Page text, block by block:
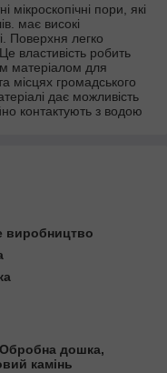
мікроскопічні пори, які
має високі
Поверхня легко
властивість робить
матеріалом для
місцях громадського
дає можливість
контактують з водою
виробництво
Обробна дошка,
камінь